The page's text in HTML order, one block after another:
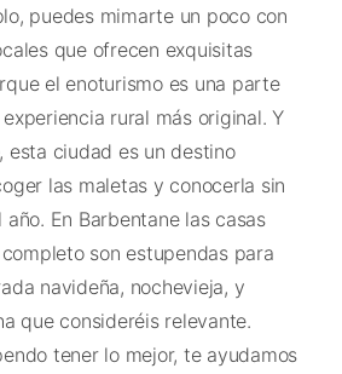
puedes mimarte un poco con
que ofrecen exquisitas
el enoturismo es una parte
rural más original. Y
esta ciudad es un destino
las maletas y conocerla sin
En Barbentane las casas
son estupendas para
navideña, nochevieja, y
que consideréis relevante.
tener lo mejor, te ayudamos